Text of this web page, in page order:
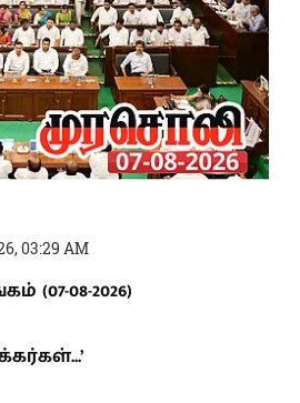
03:29 AM
08-2026)